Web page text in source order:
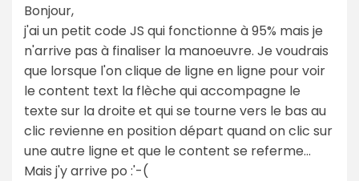
Bonjour,
j'ai un petit code JS qui fonctionne à 95% mais je
n'arrive pas à finaliser la manoeuvre. Je voudrais
que lorsque l'on clique de ligne en ligne pour voir
le content text la flèche qui accompagne le
texte sur la droite et qui se tourne vers le bas au
clic revienne en position départ quand on clic sur
une autre ligne et que le content se referme...
Mais j'y arrive po :'-(